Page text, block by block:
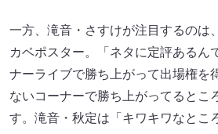
一方、滝音・さすけが注目するのは
カベポスター。「ネタに定評あるん
ナーライブで勝ち上がって出場権を
ないコーナーで勝ち上がってるとこ
す。滝音・秋定は「キワキワなとこ